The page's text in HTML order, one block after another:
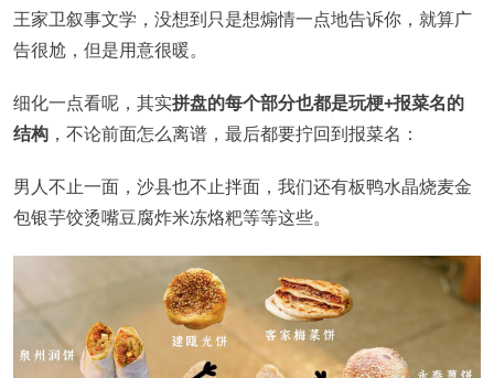
王家卫叙事文学，没想到只是想煽情一点地告诉你，就算广
告很尬，但是用意很暖。
细化一点看呢，其实拼盘的每个部分也都是玩梗+报菜名的
结构 ，不论前面怎么离谱，最后都要拧回到报菜名：
男人不止一面，沙县也不止拌面，我们还有板鸭水晶烧麦金
包银芋饺烫嘴豆腐炸米冻烙粑等等这些。